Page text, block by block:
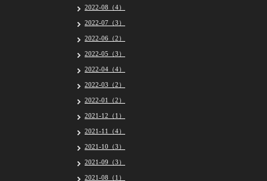
2022-08（4）
2022-07（3）
2022-06（2）
2022-05（3）
2022-04（4）
2022-03（2）
2022-01（2）
2021-12（1）
2021-11（4）
2021-10（3）
2021-09（3）
2021-08（1）